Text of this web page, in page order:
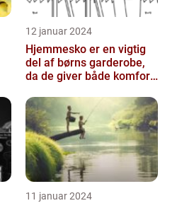
12 januar 2024
Hjemmesko er en vigtig
del af børns garderobe,
da de giver både komfort
børnenes ...
11 januar 2024